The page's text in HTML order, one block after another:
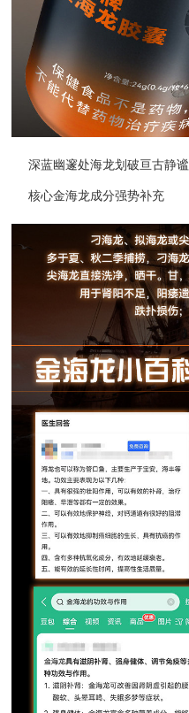
深蓝幽邃处海龙划破亘古静谧
核心金海龙成分强势补充